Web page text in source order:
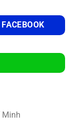
FACEBOOK
Minh